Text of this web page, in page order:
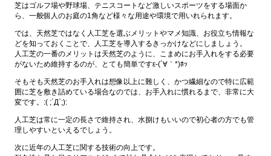
芝はゴルフ場や野球場、テニスコートなど激しいスポーツをする場面か
ら、一般個人のお庭の1角など様々な用途や環境で用いれられます。
では、天然芝ではなく人工芝を選ぶメリットやマメ知識、お役立ち情報な
どを知っておくことで、人工芝を導入するきっかけなどにしましょう。
人工芝の一番のメリットは天然芝のように、こまめにお手入れをする必要
がないため維持するのが、とても簡単ですε-(´∀｀*)ﾎｯ
そもそも天然芝のお手入れは想像以上に難しく、かつ繊細なので特に広範
囲に芝を敷き詰めている場合なのでは、お手入れに慣れるまで、非常に大
変です。:( ;´Д`;):
人工芝は常に一定の長さで維持され、水捌けもいいので初心者の方でも管
理しやすいといえるでしょう。
次に近年の人工芝に関する技術の向上です。